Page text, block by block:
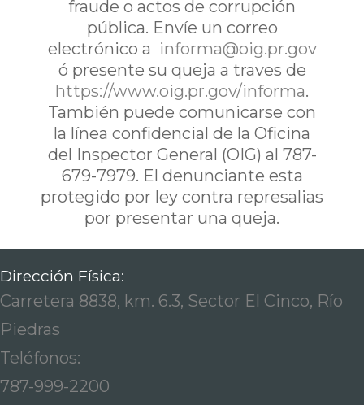
fraude o actos de corrupción
pública. Envíe un correo
electrónico a informa@oig.pr.gov
ó presente su queja a traves de
https://www.oig.pr.gov/informa.
También puede comunicarse con
la línea confidencial de la Oficina
del Inspector General (OIG) al 787-
679-7979. El denunciante esta
protegido por ley contra represalias
por presentar una queja.
Dirección Física:
Carretera 8838, km. 6.3, Sector El Cinco, Río
Piedras
Teléfonos:
787-999-2200